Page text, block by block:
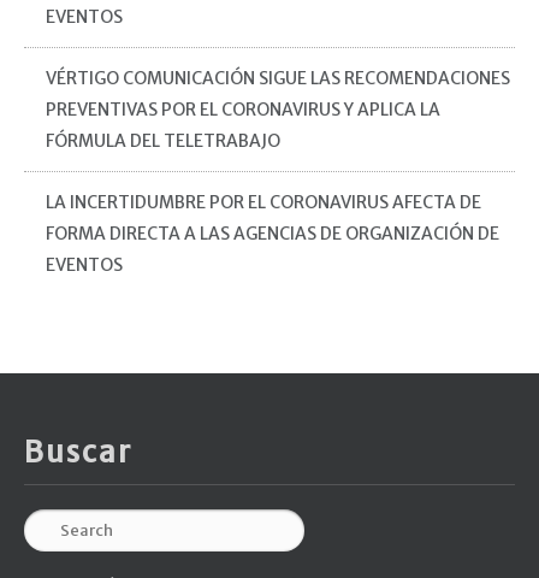
EVENTOS
VÉRTIGO COMUNICACIÓN SIGUE LAS RECOMENDACIONES
PREVENTIVAS POR EL CORONAVIRUS Y APLICA LA
FÓRMULA DEL TELETRABAJO
LA INCERTIDUMBRE POR EL CORONAVIRUS AFECTA DE
FORMA DIRECTA A LAS AGENCIAS DE ORGANIZACIÓN DE
EVENTOS
Buscar